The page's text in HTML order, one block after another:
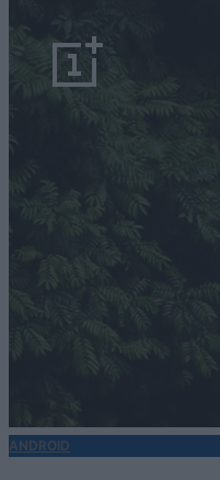
ANDROID